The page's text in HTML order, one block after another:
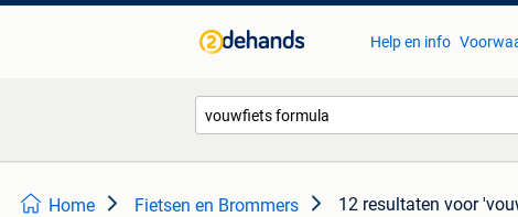
Help en info
Home Fietsen en Brommers 12 resultaten voor